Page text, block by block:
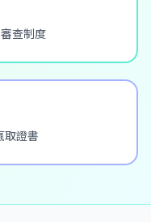
查制度
取證書